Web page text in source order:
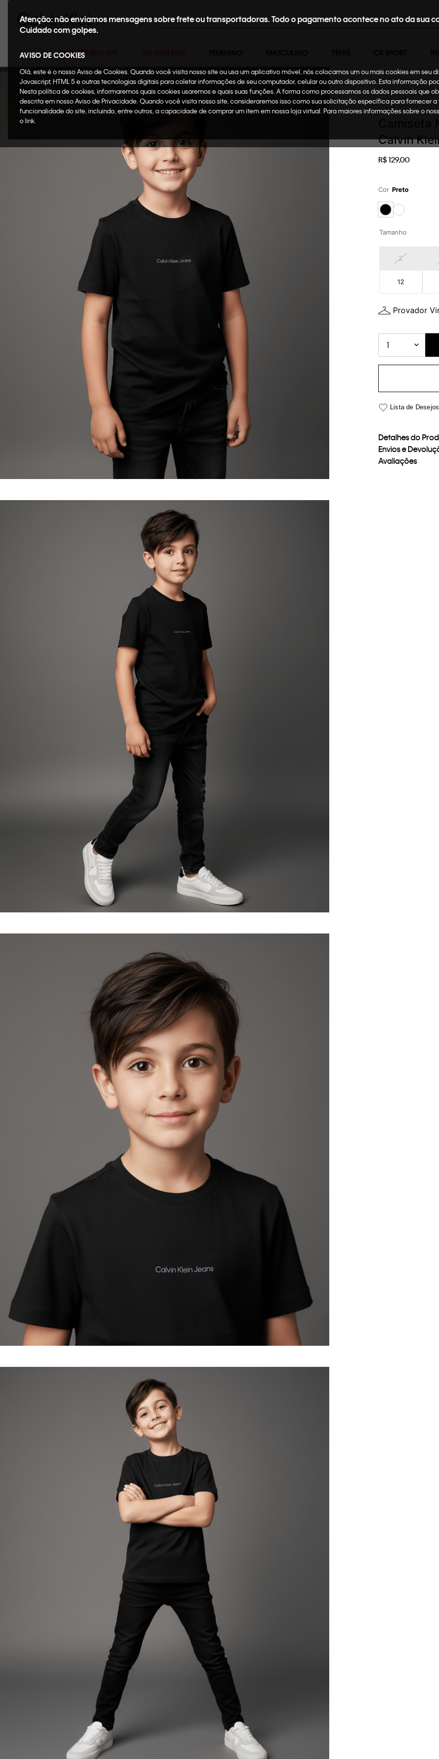
Buscar
SALE ATÉ 50% OFF
Atenção: não enviamos mensagens sobre frete ou transportadoras. Todo o pagamento acontece no ato da sua
Cuidado com golpes.
AVISO DE COOKIES
Olá, este é o nosso Aviso de Cookies. Quando você visita nosso site ou usa um aplicativo móvel, nós colocamos um ou mais cookies em seu
Javascript, HTML 5 e outras tecnologias digitais para coletar informações de seu computador, celular ou outro dispositivo. Esta informação
Nesta política de cookies, informaremos quais cookies usaremos e quais suas funções. A forma como processamos os dados pessoais que
descrita em nosso Aviso de Privacidade. Quando você visita nosso site, consideraremos isso como sua solicitação específica para fornecer
funcionalidade do site, incluindo, entre outros, a capacidade de comprar um item em nossa loja virtual. Para maiores informações sobre o
o link.
Infantil Menino
Calvin
R$129,00
Cor Preto
Tamanho
2
12
Provador
1
Detalhes do
Envios e
Avaliações